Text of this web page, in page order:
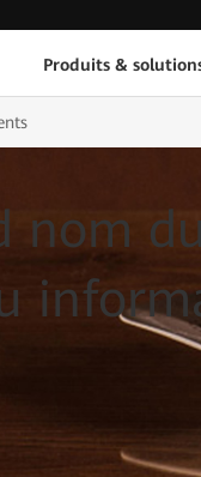
Produits &
nom